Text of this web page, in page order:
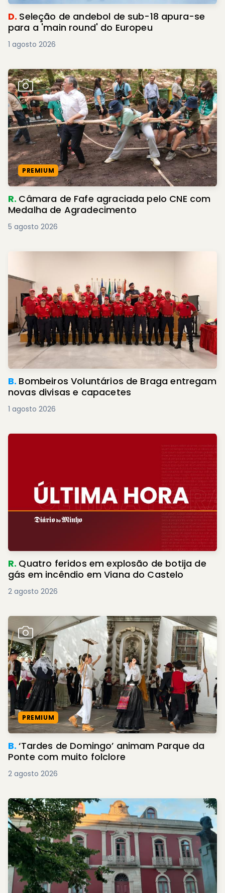
D. Seleção de andebol de sub-18 apura-se
para a 'main round' do Europeu
1 agosto 2026
PREMIUM
R. Câmara de Fafe agraciada pelo CNE com
Medalha de Agradecimento
5 agosto 2026
B. Bombeiros Voluntários de Braga entregam
novas divisas e capacetes
1 agosto 2026
R. Quatro feridos em explosão de botija de
gás em incêndio em Viana do Castelo
2 agosto 2026
PREMIUM
B.‘Tardes de Domingo’ animam Parque da
Ponte com muito folclore
2 agosto 2026